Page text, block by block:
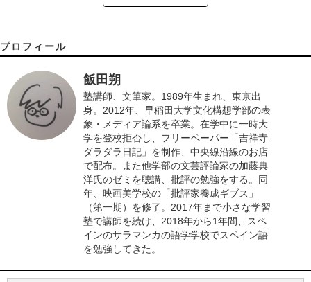
プロフィール
飯田朔
塾講師、文筆家。1989年生まれ、東京出
身。2012年、早稲田大学文化構想学部の表
象・メディア論系を卒業。在学中に一時大
学を登校拒否し、フリーペーパー「吉祥寺
ダラダラ日記」を制作、中央線沿線のお店
で配布。また他学部の文芸評論家の加藤典
洋氏のゼミを聴講、批評の勉強をする。同
年、映画美学校の「批評家養成ギブス」
（第一期）を修了。2017年まで小さな学習
塾で講師を続け、2018年から1年間、スペ
インのサラマンカの語学学校でスペイン語
を勉強してきた。